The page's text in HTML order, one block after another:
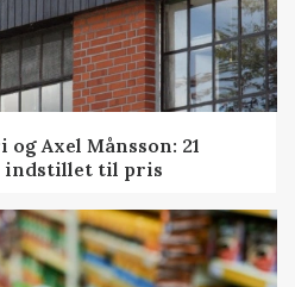
Axel Månsson: 21
indstillet til pris